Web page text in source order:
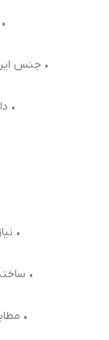
• جنس
•
• نیازمند
•
•